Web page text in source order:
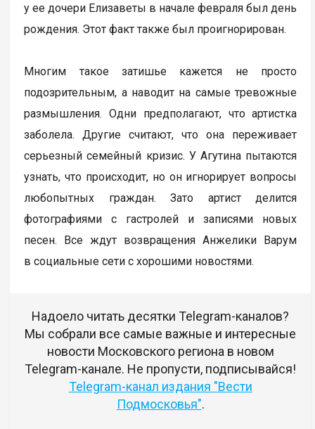
у ее дочери Елизаветы в начале февраля был день
рождения. Этот факт также был проигнорирован.
Многим такое затишье кажется не просто
подозрительным, а наводит на самые тревожные
размышления. Одни предполагают, что артистка
заболела. Другие считают, что она переживает
серьезный семейный кризис. У Агутина пытаются
узнать, что происходит, но он игнорирует вопросы
любопытных граждан. Зато артист делится
фотографиями с гастролей и записями новых
песен. Все ждут возвращения Анжелики Варум
в социальные сети с хорошими новостями.
Надоело читать десятки Telegram-каналов?
Мы собрали все самые важные и интересные
новости Московского региона в новом
Telegram-канале. Не пропусти, подписывайся!
Telegram-канал издания "Вести
Подмосковья".